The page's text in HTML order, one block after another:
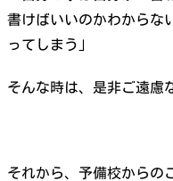
書けばいいのかわからな
ってしまう」
そんな時は、是非ご遠慮
それから、予備校からの